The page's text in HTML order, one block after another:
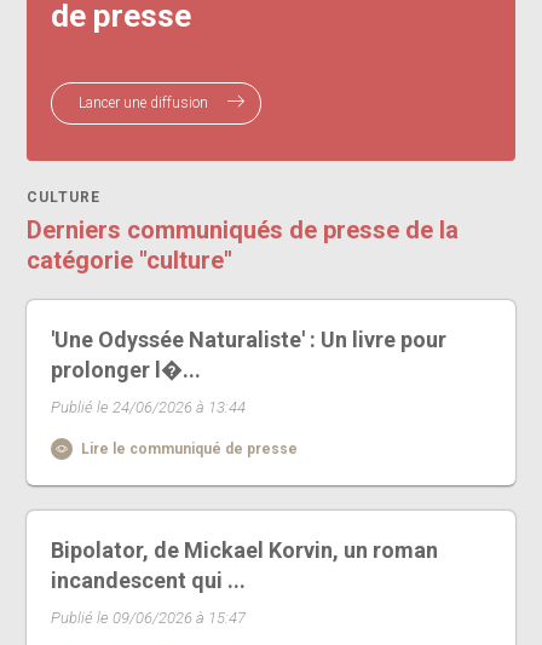
de presse
Lancer une diffusion
CULTURE
Derniers communiqués de presse de la
catégorie "culture"
'Une Odyssée Naturaliste' : Un livre pour
prolonger l�...
Publié le 24/06/2026 à 13:44
Lire le communiqué de presse
Bipolator, de Mickael Korvin, un roman
incandescent qui ...
Publié le 09/06/2026 à 15:47